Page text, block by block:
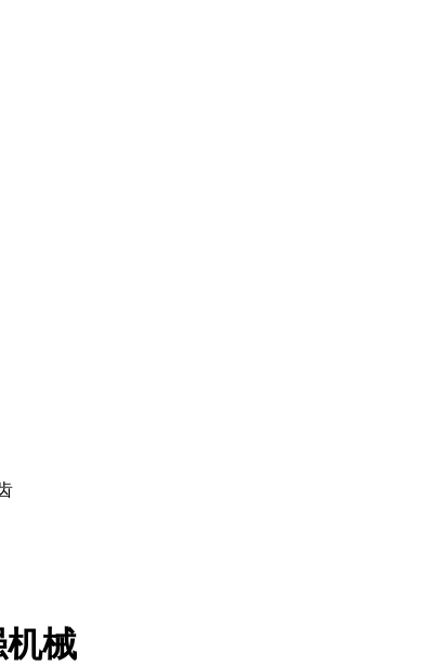
械